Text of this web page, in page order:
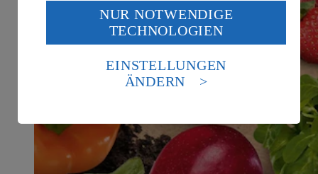
Wenn du auf „Aktivieren“ klickst, willigst du im Sinne
des Art. 49 Abs. 1 Satz 1 lit. a) DSGVO ein, dass deine
Daten in den USA verarbeitet werden. Der EuGH sieht
die USA als Land mit einem nach europäischen
Standards nicht angemessenen Datenschutzniveau an.
Es besteht das Risiko eines Zugriffs durch US-
Informationen zum Herausgeber der Seite findest du
Impressum
NUR NOTWENDIGE
TECHNOLOGIEN
EINSTELLUNGEN
ÄNDERN